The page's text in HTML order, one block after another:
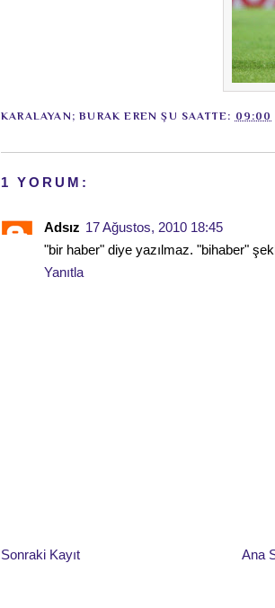
KARALAYAN;BURAK EREN ŞU SAATTE: 09:00
1 YORUM:
Adsız 17 Ağustos, 2010 18:45
"bir haber" diye yazılmaz. "bihaber"
Yanıtla
Sonraki Kayıt Ana